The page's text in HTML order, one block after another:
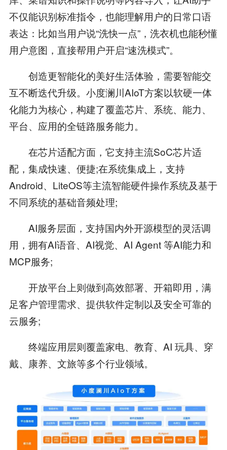
不仅能识别标准指令，也能理解用户的日常口语
表达：比如当用户说“洗快一点”，洗衣机也能秒懂
用户意图，直接帮用户开启“速洗模式”。
创造更智能化的美好生活体验，需要智能交
互不断迭代升级。小度澜川AIoT方案以软硬一体
化能力为核心，构建了覆盖芯片、系统、能力、
平台、应用的全链路服务能力。
在芯片适配方面，它支持主流SoC芯片适
配，集成快速、便捷;在系统集成上，支持
Android、LiteOS等主流智能硬件操作系统及基于
不同系统的基础音频处理;
AI服务层面，支持国内外开源模型的灵活调
用，拥有AI语音、AI视觉、AI Agent 等AI能力和
MCP服务;
开放平台上则做到高效部署、开箱即用，满
足客户管理需求、提供软件定制以及安全可靠的
云服务;
终端应用层则覆盖家电、教育、AI 玩具、穿
戴、康养、文旅等多个行业领域。